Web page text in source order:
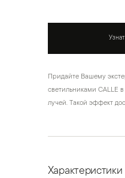
Придайте Вашему
светильниками CALLE
лучей. Такой эффект
Характеристики